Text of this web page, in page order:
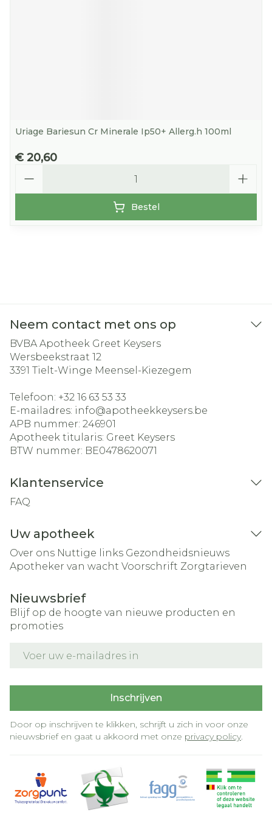
Uriage Bariesun Cr Minerale Ip50+ Allerg.h 100ml
€ 20,60
Bestel
Neem contact met ons op
BVBA Apotheek Greet Keysers
Wersbeekstraat 12
3391 Tielt-Winge Meensel-Kiezegem
Telefoon: +32 16 63 53 33
E-mailadres: info@apotheekkeysers.be
APB nummer: 246901
Apotheek titularis: Greet Keysers
BTW nummer: BE0478620071
Klantenservice
FAQ
Uw apotheek
Over ons Nuttige links Gezondheidsnieuws
Apotheker van wacht Voorschrift Zorgtarieven
Nieuwsbrief
Blijf op de hoogte van nieuwe producten en
promoties
Inschrijven
Door op inschrijven te klikken, schrijft u zich in voor onze
nieuwsbrief en gaat u akkoord met onze privacy policy.